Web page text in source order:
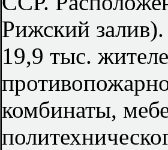
Рижский
19,9 тыс.
комбинаты,